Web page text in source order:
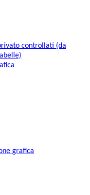
controllati (da
grafica